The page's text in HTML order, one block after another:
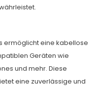
ermöglicht eine kabellose
Geräten wie
und mehr. Diese
eine zuverlässige und